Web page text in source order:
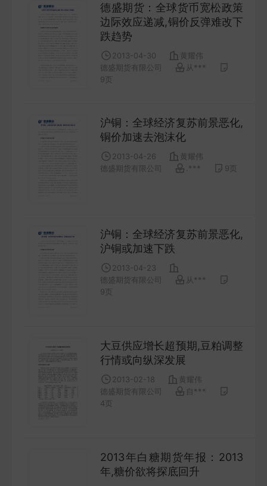
QUANT
德盛期货：全球货币宽松政策
边际效应递减,铜价反弹难改下
跌趋势
2013-04-30
黄耀伟
德盛期货有限公司
从***
9 页
沪铜：全球经济复苏前景恶化,
铜价加速去泡沫化
2013-04-26
黄耀伟
德盛期货有限公司
.*** 9 页
沪铜：全球经济复苏前景恶化,
沪铜或加速下跌
2013-04-23
德盛期货有限公司
从***
9 页
大豆供应增长超预期,豆粕调整
行情或向纵深发展
2013-02-18
黄耀伟
德盛期货有限公司
自***
4 页
2013年白糖期货年报：2013
年,糖价欲将探底回升